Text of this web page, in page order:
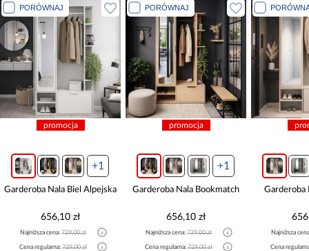
PORÓWNAJ
promocja
+1
Garderoba Nala Biel Alpejska
656,10 zł
Najniższa cena: 729,00 zł
Cena regularna: 729,00 zł
PORÓWNAJ
promocja
+1
Garderoba Nala Bookmatch
656,10 zł
Najniższa cena: 729,00 zł
Cena regularna: 729,00 zł
Garderoba
Najniższa
Cena